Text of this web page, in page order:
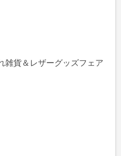
貨＆レザーグッズフェア